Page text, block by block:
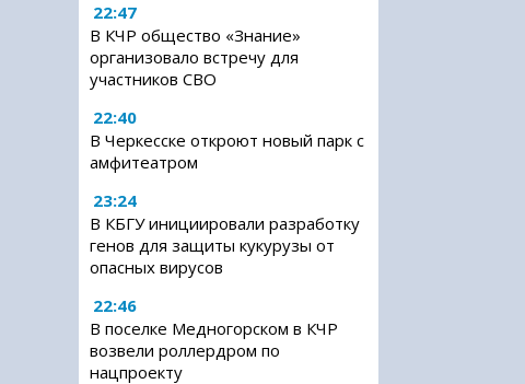
22:47
В КЧР общество «Знание»
организовало встречу для
участников СВО
22:40
В Черкесске откроют новый парк с
амфитеатром
23:24
В КБГУ инициировали разработку
генов для защиты кукурузы от
опасных вирусов
22:46
В поселке Медногорском в КЧР
возвели роллердром по
нацпроекту